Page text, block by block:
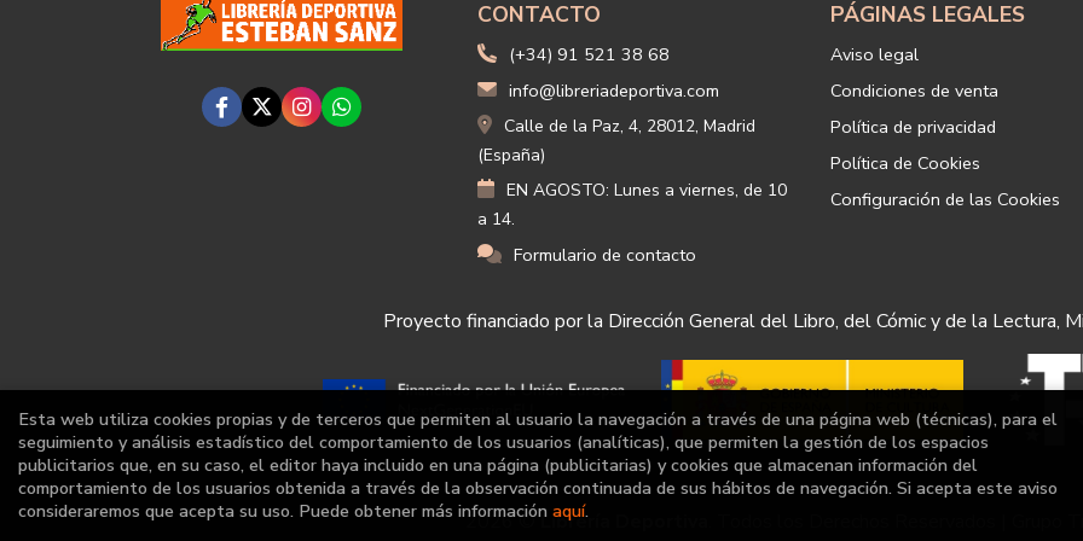
Legitimación: está basada en el
Criterios de conservación de los
suprimirán con medidas de
los datos.
Destinatarios: no se cederán a
Derechos que asisten al Usuario:
a) Derecho a retirar el
protección de datos https://
Puede ejercer estos derechos
postal, ambos con la fotocopia
Responsable del tratamiento:
Dirección postal: c/Paz, 4 28012
Dirección electrónica:
Si desea ampliar información
CONTACTO
(+34) 91 521 38 68
info@libreriadeportiva.com
Calle de la Paz, 4, 28012, Madrid
(España)
EN AGOSTO: Lunes a viernes, de 10
a 14.
Formulario de contacto
PÁGINAS LEGALES
Aviso legal
Condiciones de venta
Política de privacidad
Política de Cookies
Configuración de las Cookies
Proyecto financiado por la Dirección General del Libro, del Cómic y de la Lectura,
2026 ©Librería Deportiva
Esta web utiliza cookies propias y de terceros que permiten al usuario la navegación a través de una página web (técnicas), para el
seguimiento y análisis estadístico del comportamiento de los usuarios (analíticas), que permiten la gestión de los espacios
publicitarios que, en su caso, el editor haya incluido en una página (publicitarias) y cookies que almacenan información del
comportamiento de los usuarios obtenida a través de la observación continuada de sus hábitos de navegación. Si acepta este aviso
consideraremos que acepta su uso. Puede obtener más información aquí.